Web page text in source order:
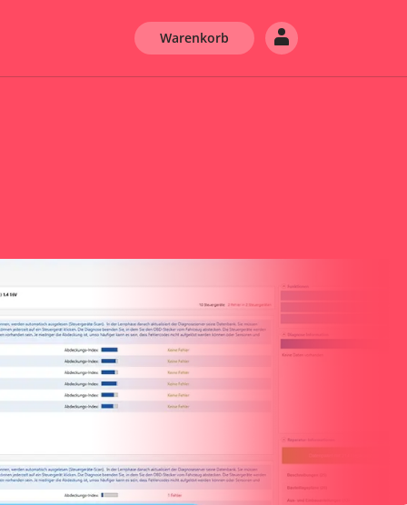
Warenkorb